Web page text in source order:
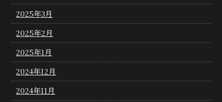
2025年3月
2025年2月
2025年1月
2024年12月
2024年11月